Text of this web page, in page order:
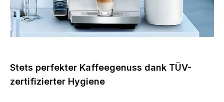
Stets perfekter Kaffeegenuss dank TÜV-
zertifizierter Hygiene